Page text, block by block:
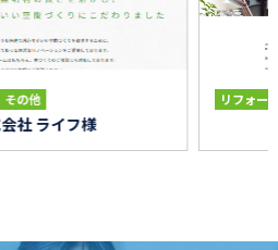
その他
社 ライフ様
リフォー